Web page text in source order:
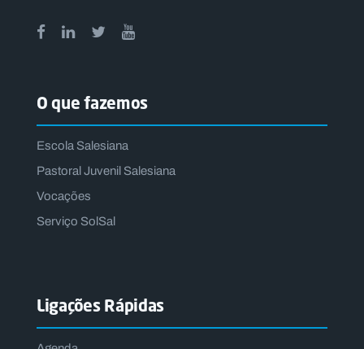
O que fazemos
Escola Salesiana
Pastoral Juvenil Salesiana
Vocações
Serviço SolSal
Ligações Rápidas